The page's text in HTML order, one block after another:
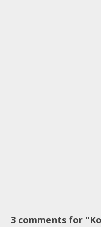
3 comments for